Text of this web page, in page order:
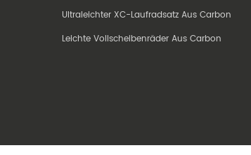
Ultraleichter XC-Laufradsatz Aus Carbon
Leichte Vollscheibenräder Aus Carbon